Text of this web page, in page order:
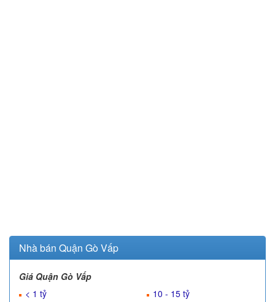
Nhà bán Quận Gò Vấp
Giá Quận Gò Vấp
< 1 tỷ
10 - 15 tỷ